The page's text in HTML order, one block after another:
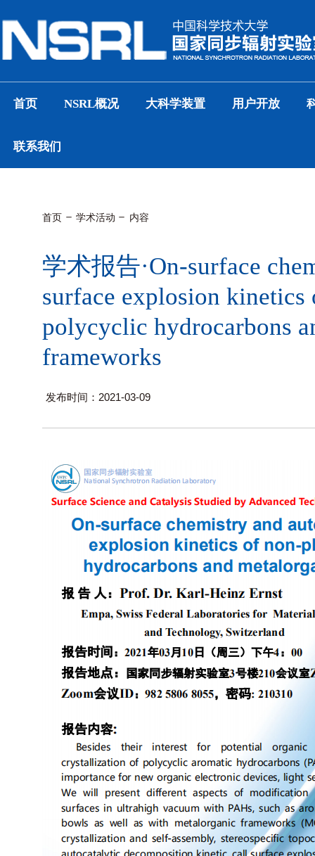
首页 NSRL概况 大科学装置 用户开放
联系我们
首页 学术活动 内容
学术报告·On-surface
surface explosion kinetics
polycyclic hydrocarbons
frameworks
发布时间：2021-03-09